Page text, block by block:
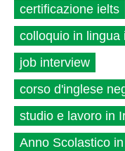
certificazione ielts
colloquio in lingua
job interview
corso d'inglese
studio e lavoro in
Anno Scolastico